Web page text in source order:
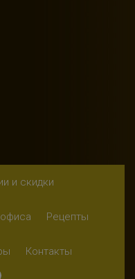
и скидки
Рецепты
Контакты